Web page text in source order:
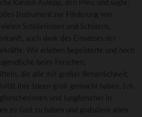
Instrument zur Förderung von
Schülerinnen und Schülern,
auch dank des Einsatzes der
Wir erleben begeisterte und hoch
beim Forschen,
die alle mit großer Beharrlichkeit,
ihre Ideen groß gemacht haben. Ich
und Jungforscher in
zu Gast zu haben und gratuliere allen